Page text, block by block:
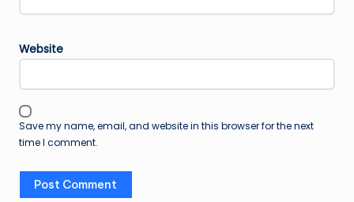
Website
Save my name, email, and website in this browser for the next
time I comment.